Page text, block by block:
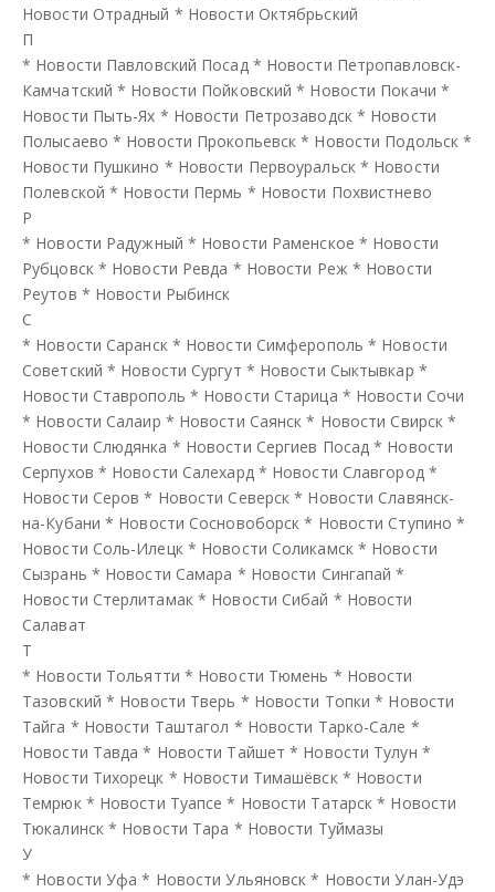
Новости Отрадный * Новости Октябрьский
П
* Новости Павловский Посад * Новости Петропавловск-
Камчатский * Новости Пойковский * Новости Покачи *
Новости Пыть-Ях * Новости Петрозаводск * Новости
Полысаево * Новости Прокопьевск * Новости Подольск *
Новости Пушкино * Новости Первоуральск * Новости
Полевской * Новости Пермь * Новости Похвистнево
Р
* Новости Радужный * Новости Раменское * Новости
Рубцовск * Новости Ревда * Новости Реж * Новости
Реутов * Новости Рыбинск
С
* Новости Саранск * Новости Симферополь * Новости
Советский * Новости Сургут * Новости Сыктывкар *
Новости Ставрополь * Новости Старица * Новости Сочи
* Новости Салаир * Новости Саянск * Новости Свирск *
Новости Слюдянка * Новости Сергиев Посад * Новости
Серпухов * Новости Салехард * Новости Славгород *
Новости Серов * Новости Северск * Новости Славянск-
на-Кубани * Новости Сосновоборск * Новости Ступино *
Новости Соль-Илецк * Новости Соликамск * Новости
Сызрань * Новости Самара * Новости Сингапай *
Новости Стерлитамак * Новости Сибай * Новости
Салават
Т
* Новости Тольятти * Новости Тюмень * Новости
Тазовский * Новости Тверь * Новости Топки * Новости
Тайга * Новости Таштагол * Новости Тарко-Сале *
Новости Тавда * Новости Тайшет * Новости Тулун *
Новости Тихорецк * Новости Тимашёвск * Новости
Темрюк * Новости Туапсе * Новости Татарск * Новости
Тюкалинск * Новости Тара * Новости Туймазы
У
* Новости Уфа * Новости Ульяновск * Новости Улан-Удэ